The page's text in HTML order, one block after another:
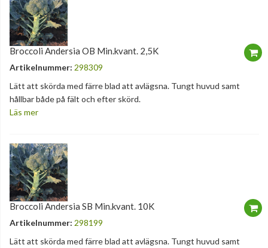
Broccoli Andersia OB Min.kvant. 2,5K
Artikelnummer: 298309
Lätt att skörda med färre blad att avlägsna. Tungt huvud samt
hållbar både på fält och efter skörd.
Läs mer
Broccoli Andersia SB Min.kvant. 10K
Artikelnummer: 298199
Lätt att skörda med färre blad att avlägsna. Tungt huvud samt